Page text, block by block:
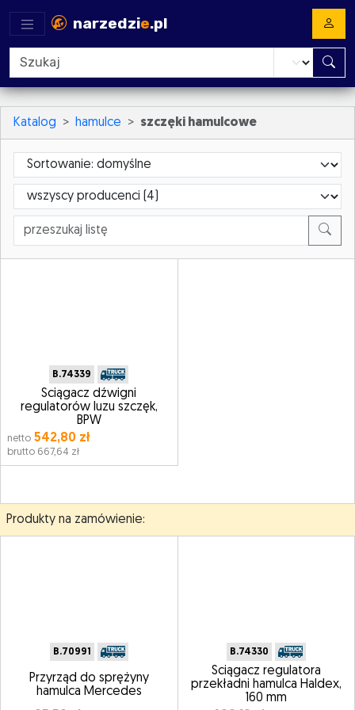
narzedzie.pl
Katalog hamulce szczęki hamulcowe
Sortowanie
ProducerId
B.74339
Ściągacz dźwigni
regulatorów luzu szczęk,
BPW
netto 542,80 zł
brutto 667,64 zł
Produkty na zamówienie:
B.70991
Przyrząd do sprężyny
hamulca Mercedes
B.74330
Ściągacz regulatora
przekładni hamulca Haldex,
160 mm